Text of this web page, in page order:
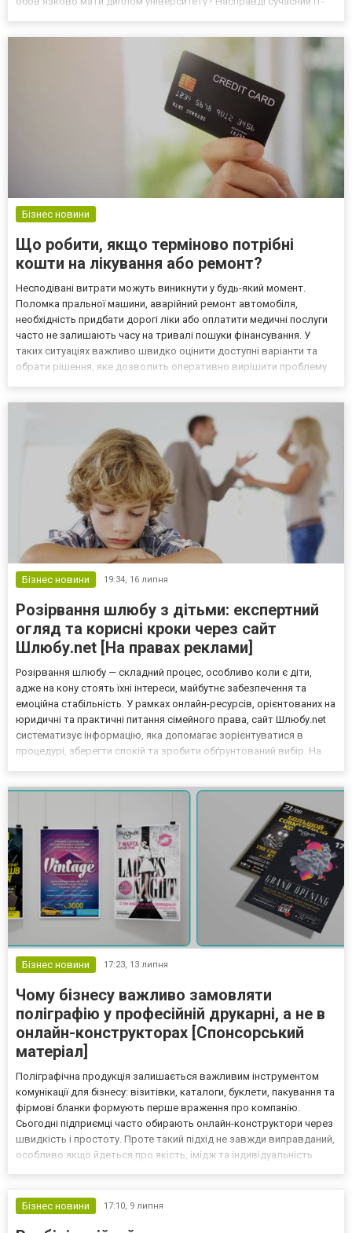
Бізнес новини
Що робити, якщо терміново потрібні
кошти на лікування або ремонт?
Несподівані витрати можуть виникнути у будь-який момент.
Поломка пральної машини, аварійний ремонт автомобіля,
необхідність придбати дорогі ліки або оплатити медичні послуги
часто не залишають часу на тривалі пошуки фінансування. У
таких ситуаціях важливо швидко оцінити доступні варіанти та
обрати рішення, яке дозволить оперативно вирішити проблему
Бізнес новини 19:34, 16 липня
Розірвання шлюбу з дітьми: експертний
огляд та корисні кроки через сайт
Шлюбу.net [На правах реклами]
Розірвання шлюбу — складний процес, особливо коли є діти,
адже на кону стоять їхні інтереси, майбутнє забезпечення та
емоційна стабільність. У рамках онлайн-ресурсів, орієнтованих на
юридичні та практичні питання сімейного права, сайт Шлюбу.net
систематизує інформацію, яка допомагає зорієнтуватися в
процедурі, зберегти спокій та зробити обґрунтований вибір. На
Бізнес новини 17:23, 13 липня
Чому бізнесу важливо замовляти
поліграфію у професійній друкарні, а не в
онлайн-конструкторах [Спонсорський
матеріал]
Поліграфічна продукція залишається важливим інструментом
комунікації для бізнесу: візитівки, каталоги, буклети, пакування та
фірмові бланки формують перше враження про компанію.
Сьогодні підприємці часто обирають онлайн-конструктори через
швидкість і простоту. Проте такий підхід не завжди виправданий,
особливо якщо йдеться про якість, імідж та індивідуальність
Бізнес новини
17:10, 9 липня